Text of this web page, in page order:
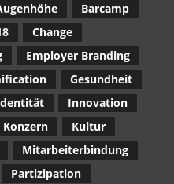
Barcamp
Change
Employer Branding
Gesundheit
Innovation
Konzern
Kultur
Mitarbeiterbindung
Partizipation